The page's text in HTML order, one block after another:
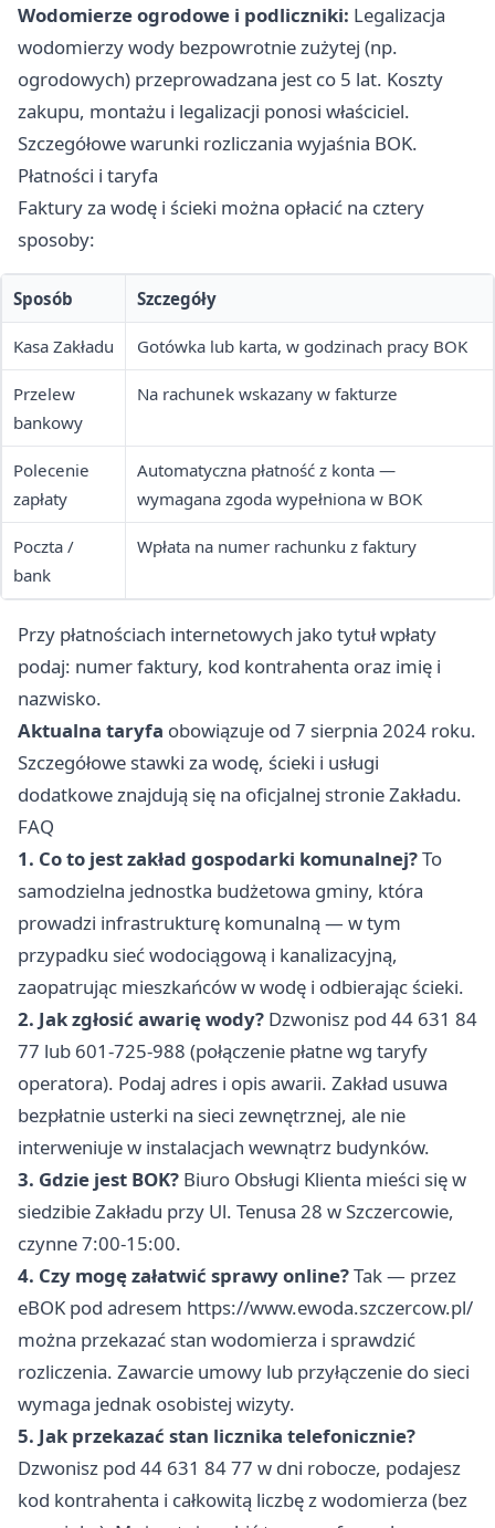
Wodomierze ogrodowe i podliczniki: Legalizacja
wodomierzy wody bezpowrotnie zużytej (np.
ogrodowych) przeprowadzana jest co 5 lat. Koszty
zakupu, montażu i legalizacji ponosi właściciel.
Szczegółowe warunki rozliczania wyjaśnia BOK.
Płatności i taryfa
Faktury za wodę i ścieki można opłacić na cztery
sposoby:
Sposób Szczegóły
Kasa Zakładu Gotówka lub karta, w godzinach pracy BOK
Przelew
bankowy
Na rachunek wskazany w fakturze
Polecenie
zapłaty
Automatyczna płatność z konta —
wymagana zgoda wypełniona w BOK
Poczta /
bank
Wpłata na numer rachunku z faktury
Przy płatnościach internetowych jako tytuł wpłaty
podaj: numer faktury, kod kontrahenta oraz imię i
nazwisko.
Aktualna taryfa obowiązuje od 7 sierpnia 2024 roku.
Szczegółowe stawki za wodę, ścieki i usługi
dodatkowe znajdują się na oficjalnej stronie Zakładu.
FAQ
1. Co to jest zakład gospodarki komunalnej?To
samodzielna jednostka budżetowa gminy, która
prowadzi infrastrukturę komunalną — w tym
przypadku sieć wodociągową i kanalizacyjną,
zaopatrując mieszkańców w wodę i odbierając ścieki.
2. Jak zgłosić awarię wody? Dzwonisz pod 44 631 84
77 lub 601-725-988 (połączenie płatne wg taryfy
operatora). Podaj adres i opis awarii. Zakład usuwa
bezpłatnie usterki na sieci zewnętrznej, ale nie
interweniuje w instalacjach wewnątrz budynków.
3. Gdzie jest BOK? Biuro Obsługi Klienta mieści się w
siedzibie Zakładu przy Ul. Tenusa 28 w Szczercowie,
czynne 7:00-15:00.
4. Czy mogę załatwić sprawy online?Tak — przez
eBOK pod adresem https://www.ewoda.szczercow.pl/
można przekazać stan wodomierza i sprawdzić
rozliczenia. Zawarcie umowy lub przyłączenie do sieci
wymaga jednak osobistej wizyty.
5. Jak przekazać stan licznika telefonicznie?
Dzwonisz pod 44 631 84 77 w dni robocze, podajesz
kod kontrahenta i całkowitą liczbę z wodomierza (bez